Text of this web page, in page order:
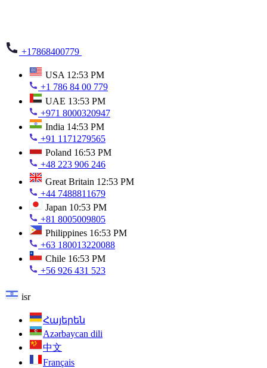
+17868400779
USA 12:53 PM
+1 786 84 00 779
UAE 13:53 PM
+971 8000320947
India 14:53 PM
+91 1171279565
Poland 16:53 PM
+48 223 906 246
Great Britain 12:53 PM
+44 7488811679
Japan 10:53 PM
+81 8005009805
Philippines 16:53 PM
+63 180013220088
Chile 16:53 PM
+56 926 431 523
isr
Հայերեն
Azərbaycan dili
中文
Français